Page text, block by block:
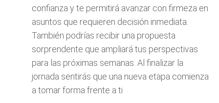
confianza y te permitirá avanzar con firmeza en
asuntos que requieren decisión inmediata.
También podrías recibir una propuesta
sorprendente que ampliará tus perspectivas
para las próximas semanas. Al finalizar la
jornada sentirás que una nueva etapa comienza
a tomar forma frente a ti